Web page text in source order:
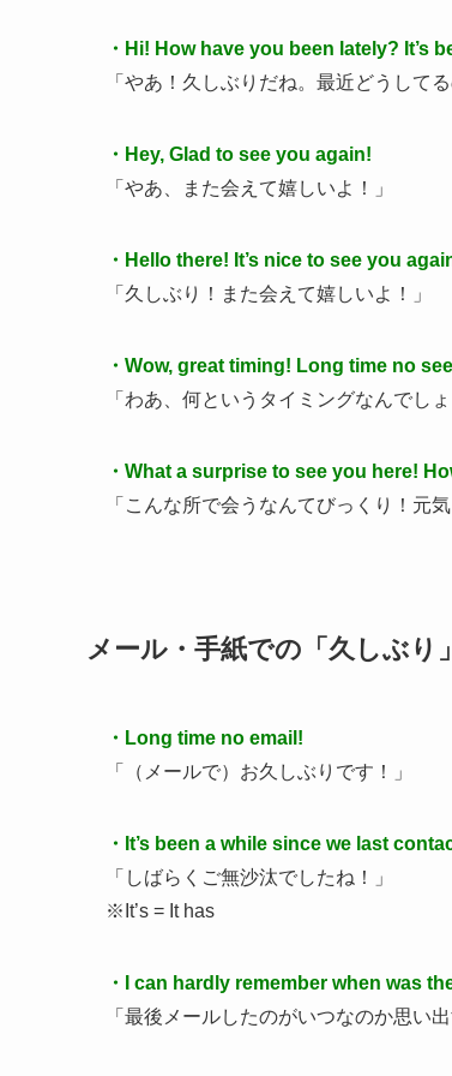
・Hi! How have you been lately? It’s
「やあ！久しぶりだね。最近どうしてる
・Hey, Glad to see you again!
「やあ、また会えて嬉しいよ！」
・Hello there! It’s nice to see you
「久しぶり！また会えて嬉しいよ！」
・Wow, great timing! Long time no
「わあ、何というタイミングなんでし
・What a surprise to see you here!
「こんな所で会うなんてびっくり！元気
メール・手紙での「久しぶり
・Long time no email!
「（メールで）お久しぶりです！」
・It’s been a while since we last
「しばらくご無沙汰でしたね！」
※It’s = It has
・I can hardly remember when was
「最後メールしたのがいつなのか思い